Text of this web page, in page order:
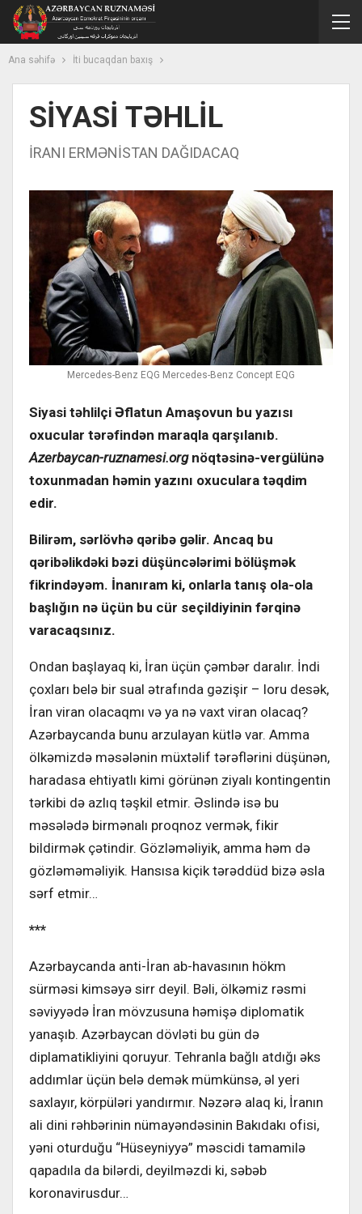
Ana səhifə İti bucaqdan baxış
SİYASİ TƏHLİL
İRANI ERMƏNİSTAN DAĞIDACAQ
Mercedes-Benz EQG Mercedes-Benz Concept EQG
Siyasi təhlilçi Əflatun Amaşovun bu yazısı
oxucular tərəfindən maraqla qarşılanıb.
Azerbaycan-ruznamesi.orgnöqtəsinə-vergülünə
toxunmadan həmin yazını oxuculara təqdim
edir.
Bilirəm, sərlövhə qəribə gəlir. Ancaq bu
qəribəlikdəki bəzi düşüncələrimi bölüşmək
fikrindəyəm. İnanıram ki, onlarla tanış ola-ola
başlığın nə üçün bu cür seçildiyinin fərqinə
varacaqsınız.
Ondan başlayaq ki, İran üçün çəmbər daralır. İndi
çoxları belə bir sual ətrafında gəzişir – loru desək,
İran viran olacaqmı və ya nə vaxt viran olacaq?
Azərbaycanda bunu arzulayan kütlə var. Amma
ölkəmizdə məsələnin müxtəlif tərəflərini düşünən,
haradasa ehtiyatlı kimi görünən ziyalı kontingentin
tərkibi də azlıq təşkil etmir. Əslində isə bu
məsələdə birmənalı proqnoz vermək, fikir
bildirmək çətindir. Gözləməliyik, amma həm də
gözləməməliyik. Hansısa kiçik tərəddüd bizə əsla
sərf etmir…
***
Azərbaycanda anti-İran ab-havasının hökm
sürməsi kimsəyə sirr deyil. Bəli, ölkəmiz rəsmi
səviyyədə İran mövzusuna həmişə diplomatik
yanaşıb. Azərbaycan dövləti bu gün də
diplamatikliyini qoruyur. Tehranla bağlı atdığı əks
addımlar üçün belə demək mümkünsə, əl yeri
saxlayır, körpüləri yandırmır. Nəzərə alaq ki, İranın
ali dini rəhbərinin nümayəndəsinin Bakıdakı ofisi,
yəni oturduğu “Hüseyniyyə” məscidi tamamilə
qapadıla da bilərdi, deyilməzdi ki, səbəb
koronavirusdur…